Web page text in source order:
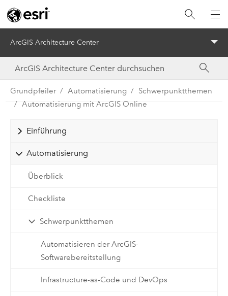
ArcGIS Architecture Center
Grundpfeiler Automatisierung
Schwerpunktthemen
Automatisierung mit ArcGIS Online
Einführung
Automatisierung
Überblick
Checkliste
Schwerpunktthemen
Automatisieren der ArcGIS-
Softwarebereitstellung
Infrastructure-as-Code und DevOps